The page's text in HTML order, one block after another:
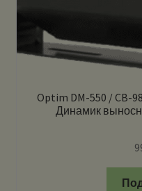
Optim DM-550 / CB-
Динамик